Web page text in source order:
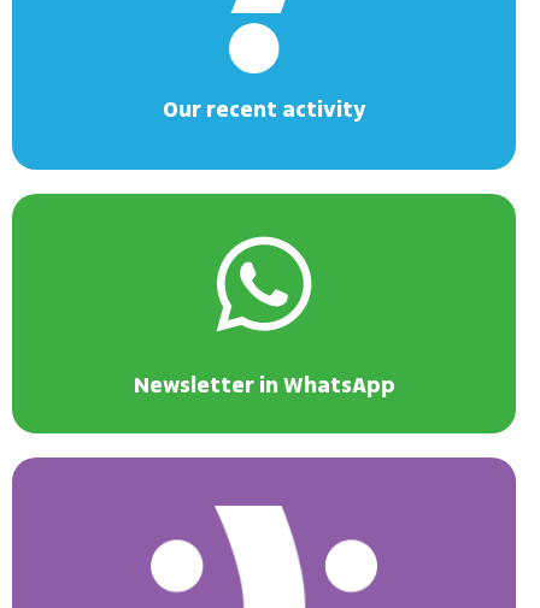
Our recent activity
Newsletter in WhatsApp